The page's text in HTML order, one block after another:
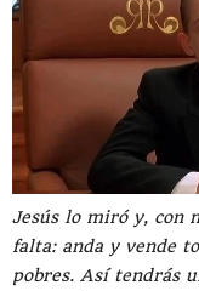
Jesús lo miró y, con
falta: anda y vende
pobres. Así tendrás